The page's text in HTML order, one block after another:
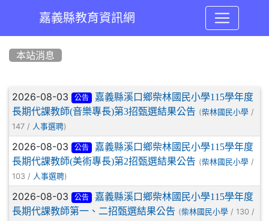
嘉義縣教育資訊網
本站消息
文章列表
2026-08-03 公告
嘉義縣溪口鄉柴林國民小學115學年度
長期代課教師(音樂專長)第3招甄選結果公告 (柴林國民小學 /
147 / 人事選聘)
2026-08-03 公告
嘉義縣溪口鄉柴林國民小學115學年度
長期代課教師(美術專長)第2招甄選結果公告 (柴林國民小學 /
103 / 人事選聘)
2026-08-03 公告
嘉義縣溪口鄉柴林國民小學115學年度
長期代課教師第一、二招甄選結果公告 (柴林國民小學 / 130 /